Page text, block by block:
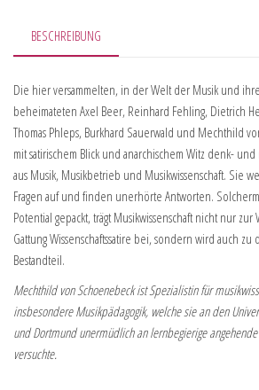
BESCHREIBUNG
Die hier versammelten, in der Welt der Musik und
beheimateten Axel Beer, Reinhard Fehling, Dietrich
Thomas Phleps, Burkhard Sauerwald und Mechthild
mit satirischem Blick und anarchischem Witz denk-
aus Musik, Musikbetrieb und Musikwissenschaft. Sie
Fragen auf und finden unerhörte Antworten.
Potential gepackt, trägt Musikwissenschaft nicht nur
Gattung Wissenschaftssatire bei, sondern wird auch
Bestandteil.
Mechthild von Schoenebeck ist Spezialistin für
insbesondere Musikpädagogik, welche sie an den
und Dortmund unermüdlich an lernbegierige
versuchte.